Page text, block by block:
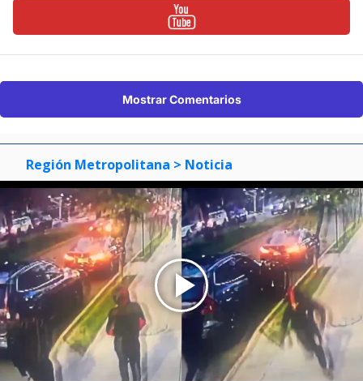
Mostrar Comentarios
Región Metropolitana > Noticia